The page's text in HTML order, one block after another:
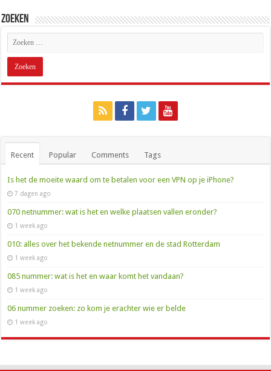
Zoeken
Recent Popular Comments Tags
Is het de moeite waard om te betalen voor een VPN op je iPhone?
7 dagen ago
070 netnummer: wat is het en welke plaatsen vallen eronder?
1 week ago
010: alles over het bekende netnummer en de stad Rotterdam
1 week ago
085 nummer: wat is het en waar komt het vandaan?
1 week ago
06 nummer zoeken: zo kom je erachter wie er belde
1 week ago